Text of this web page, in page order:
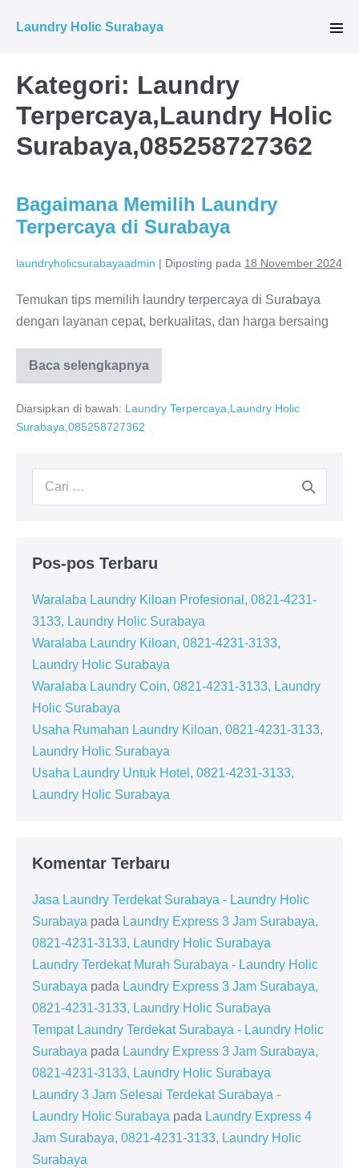
Laundry Holic Surabaya
Kategori: Laundry
Terpercaya,Laundry Holic
Surabaya,085258727362
Bagaimana Memilih Laundry
Terpercaya di Surabaya
laundryholicsurabayaadmin | Diposting pada 18 November 2024
Temukan tips memilih laundry terpercaya di Surabaya
dengan layanan cepat, berkualitas, dan harga bersaing
Baca selengkapnya
Terpercaya
di
Diarsipkan di bawah: Laundry Terpercaya,Laundry Holic
Surabaya,085258727362
Pencarian
Pos-pos Terbaru
Waralaba Laundry Kiloan Profesional, 0821-4231-
3133, Laundry Holic Surabaya
Waralaba Laundry Kiloan, 0821-4231-3133,
Laundry Holic Surabaya
Waralaba Laundry Coin, 0821-4231-3133, Laundry
Holic Surabaya
Usaha Rumahan Laundry Kiloan, 0821-4231-3133,
Laundry Holic Surabaya
Usaha Laundry Untuk Hotel, 0821-4231-3133,
Laundry Holic Surabaya
Komentar Terbaru
Jasa Laundry Terdekat Surabaya - Laundry Holic
Surabaya pada Laundry Express 3 Jam Surabaya,
0821-4231-3133, Laundry Holic Surabaya
Laundry Terdekat Murah Surabaya - Laundry Holic
Surabaya pada Laundry Express 3 Jam Surabaya,
0821-4231-3133, Laundry Holic Surabaya
Tempat Laundry Terdekat Surabaya - Laundry Holic
Surabaya pada Laundry Express 3 Jam Surabaya,
0821-4231-3133, Laundry Holic Surabaya
Laundry 3 Jam Selesai Terdekat Surabaya -
Laundry Holic Surabaya pada Laundry Express 4
Jam Surabaya, 0821-4231-3133, Laundry Holic
Surabaya